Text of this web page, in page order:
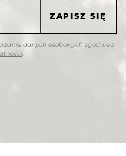
danych osobowych zgodnie z
.